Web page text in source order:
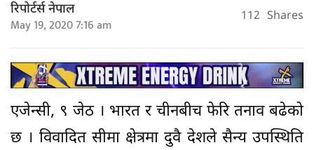
रिपोर्टर्स नेपाल
May 19, 2020 7:16 am 112 Shares
एजेन्सी, ९ जेठ । भारत र चीनबीच फेरि तनाव बढेको
छ । विवादित सीमा क्षेत्रमा दुवै देशले सैन्य उपस्थिति